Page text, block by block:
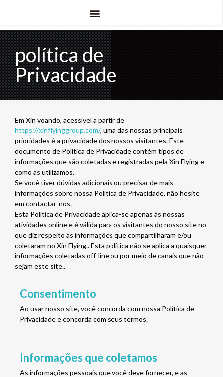
política de
Privacidade
Em Xin voando, acessível a partir de
https://xinflyinggroup.com/, uma das nossas principais
prioridades é a privacidade dos nossos visitantes. Este
documento de Política de Privacidade contém tipos de
informações que são coletadas e registradas pela Xin Flying e
como as utilizamos.
Se você tiver dúvidas adicionais ou precisar de mais
informações sobre nossa Política de Privacidade, não hesite
em contactar-nos.
Esta Política de Privacidade aplica-se apenas às nossas
atividades online e é válida para os visitantes do nosso site no
que diz respeito às informações que compartilharam e/ou
coletaram no Xin Flying.. Esta política não se aplica a quaisquer
informações coletadas off-line ou por meio de canais que não
sejam este site..
Consentimento
Ao usar nosso site, você concorda com nossa Política de
Privacidade e concorda com seus termos.
Informações que coletamos
As informações pessoais que você deve fornecer, e as